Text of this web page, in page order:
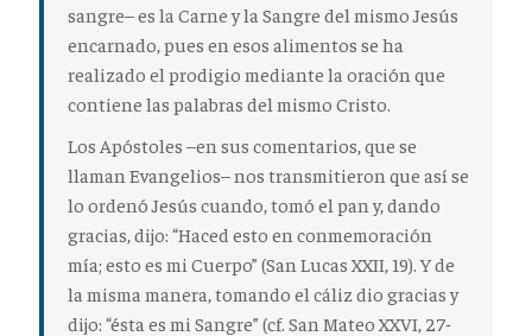
sangre– es la Carne y la Sangre del mismo Jesús
encarnado, pues en esos alimentos se ha
realizado el prodigio mediante la oración que
contiene las palabras del mismo Cristo.
Los Apóstoles –en sus comentarios, que se
llaman Evangelios– nos transmitieron que así se
lo ordenó Jesús cuando, tomó el pan y, dando
gracias, dijo: “Haced esto en conmemoración
mía; esto es mi Cuerpo” (San Lucas XXII, 19). Y de
la misma manera, tomando el cáliz dio gracias y
dijo: “ésta es mi Sangre” (cf. San Mateo XXVI, 27-